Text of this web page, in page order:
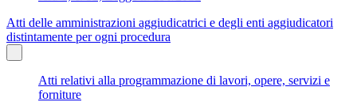
Atti delle amministrazioni aggiudicatrici e degli enti aggiudicatori
distintamente per ogni procedura
Atti relativi alla programmazione di lavori, opere, servizi e
forniture